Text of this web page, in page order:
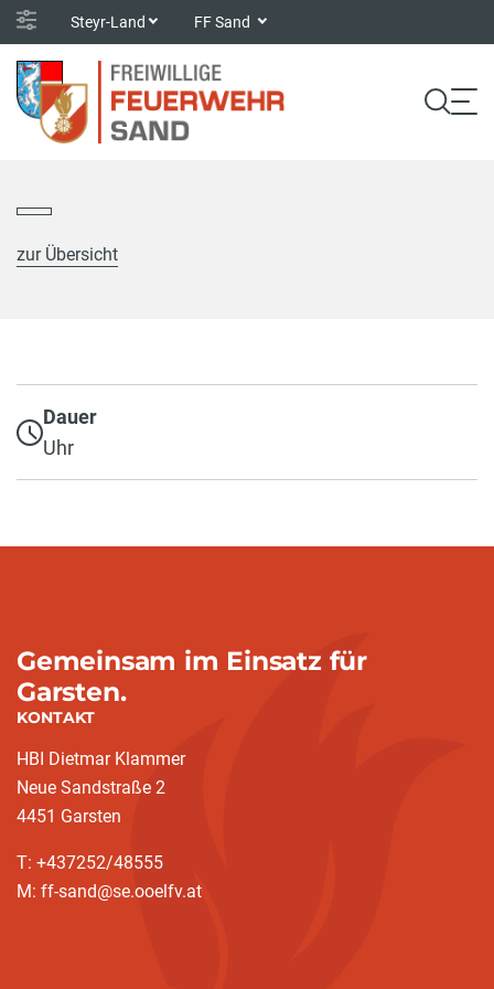
Steyr-Land FF Sand
zur Übersicht
Dauer
Uhr
Gemeinsam im Einsatz für
Garsten.
KONTAKT
HBI Dietmar Klammer
Neue Sandstraße 2
4451 Garsten
T: +437252/48555
M: ff-sand@se.ooelfv.at